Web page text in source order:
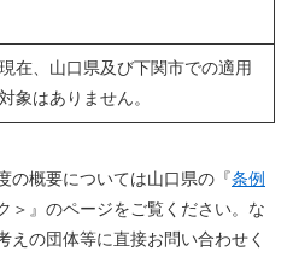
現在、山口県及び下関市での適用
対象はありません。
概要については山口県の『条例
＞ 』のページをご覧ください。な
えの団体等に直接お問い合わせく